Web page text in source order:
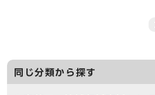
同じ分類から探す